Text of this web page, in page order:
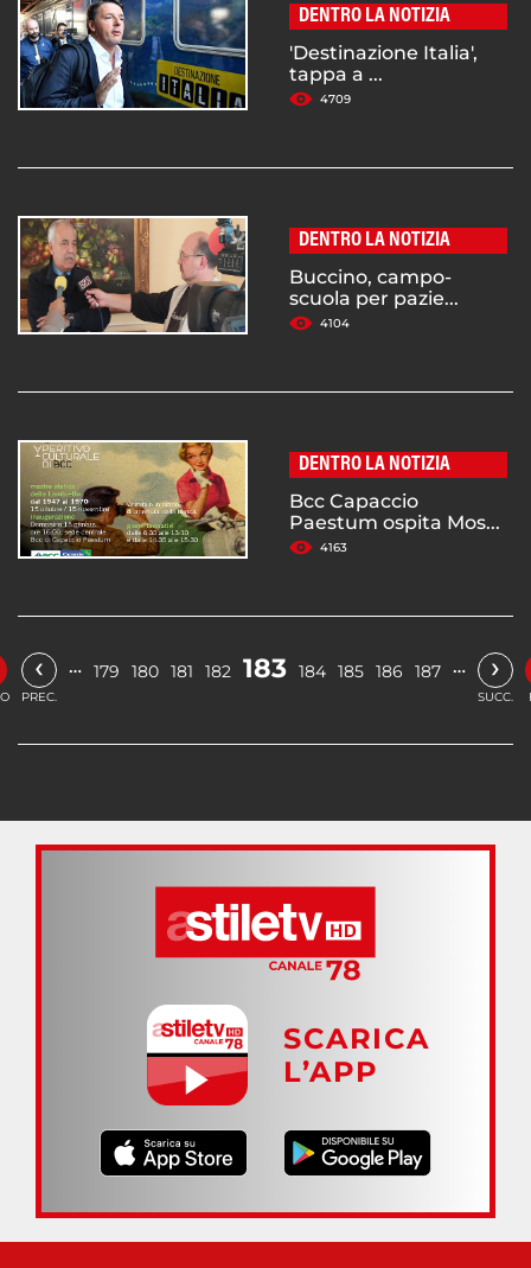
DENTRO LA NOTIZIA
'Destinazione Italia',
tappa a ...
4709
DENTRO LA NOTIZIA
Buccino, campo-
scuola per pazie...
4104
DENTRO LA NOTIZIA
Bcc Capaccio
Paestum ospita Mos...
4163
‹
PREC.
… 179 180 181 182 183 184 185 186 187 … ›
SUCC.
SCARICA
L’APP